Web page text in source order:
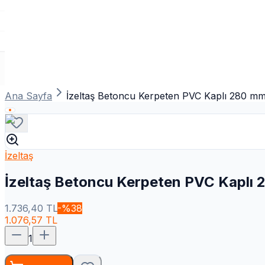
Ana Sayfa İzeltaş Betoncu Kerpeten PVC Kaplı 280
İzeltaş
İzeltaş Betoncu Kerpeten PVC Kaplı
1.736,40 TL-%38
1.076,57 TL
1